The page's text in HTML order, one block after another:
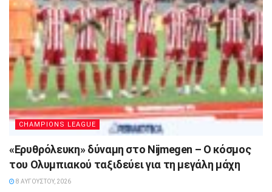
CHAMPIONS LEAGUE
«Ερυθρόλευκη» δύναμη στο Nijmegen – Ο κόσμος
του Ολυμπιακού ταξιδεύει για τη μεγάλη μάχη
8 ΑΥΓΟΎΣΤΟΥ, 2026